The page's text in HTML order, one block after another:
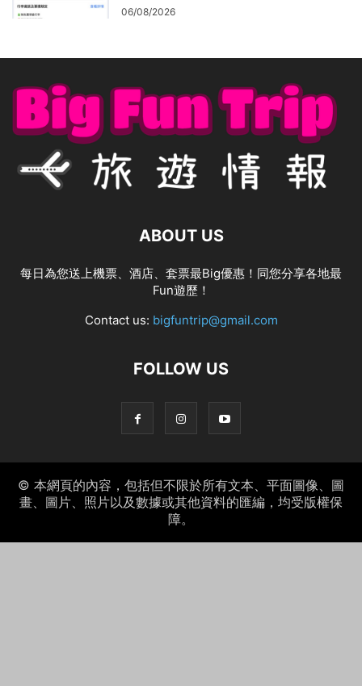
06/08/2026
ABOUT US
每日為您送上機票、酒店、套票最Big優惠！同您分享各地最
Fun遊歷！
Contact us: bigfuntrip@gmail.com
FOLLOW US
© 本網頁的內容，包括但不限於所有文本、平面圖像、圖
畫、圖片、照片以及數據或其他資料的匯編，均受版權保
障。